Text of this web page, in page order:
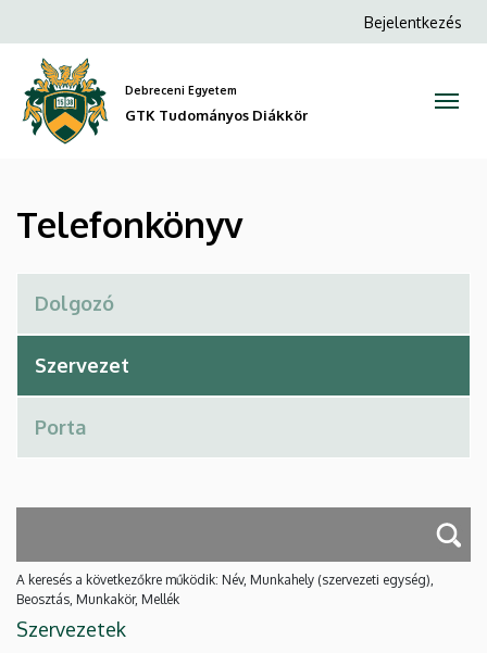
GTK
Tudományos
Diákkör
a
tartalomra
Anonim
Bejelentkezés
Debreceni Egyetem
GTK Tudományos Diákkör
Telefonkönyv
A keresés a következőkre működik: Név, Munkahely (szervezeti egység),
Beosztás, Munkakör, Mellék
Szervezetek